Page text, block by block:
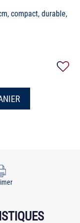
compact, durable,